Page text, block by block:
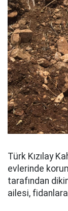
Türk Kızılay
evlerinde
tarafından
ailesi,